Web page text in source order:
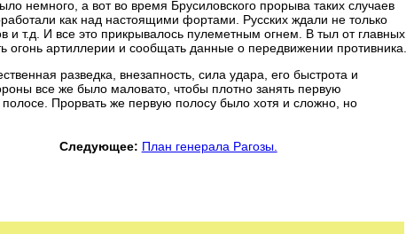
немного, а вот во время Брусиловского прорыва таких случаев
как над настоящими фортами. Русских ждали не только
и т.д. И все это прикрывалось пулеметным огнем. В тыл от главных
артиллерии и сообщать данные о передвижении противника.
разведка, внезапность, сила удара, его быстрота и
все же было маловато, чтобы плотно занять первую
Прорвать же первую полосу было хотя и сложно, но
Следующее: План генерала Рагозы.